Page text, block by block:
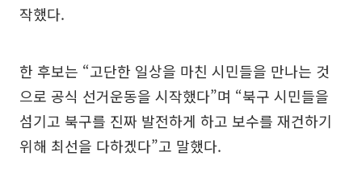
작했다.
한 후보는 “고단한 일상을 마친 시민들을 만나는 것
으로 공식 선거운동을 시작했다”며 “북구 시민들을
섬기고 북구를 진짜 발전하게 하고 보수를 재건하기
위해 최선을 다하겠다”고 말했다.